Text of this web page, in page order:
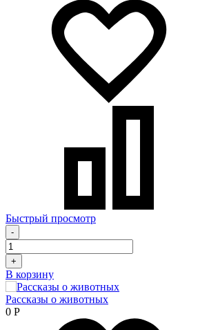
Быстрый просмотр
-
+
В корзину
Рассказы о животных
0 Р